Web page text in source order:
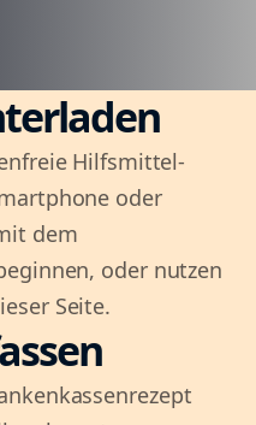
Hilfsmittel-
oder
dem
oder nutzen
Seite.